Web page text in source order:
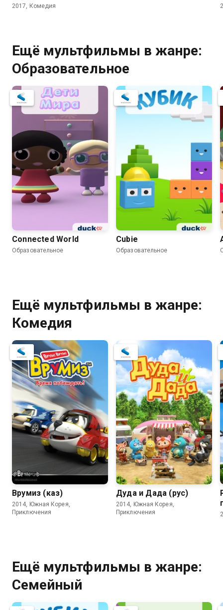
2017, Комедия
Ещё мультфильмы в жанре:
Образовательное
Connected World
Образовательное
Cubie
Образовательное
Ещё мультфильмы в жанре:
Комедия
Врумиз (каз)
2014, Южная Корея,
Приключения
Дуда и Дада (рус)
2014, Южная Корея,
Приключения
Ещё мультфильмы в жанре:
Семейный